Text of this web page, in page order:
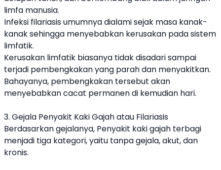
limfa manusia.
Infeksi filariasis umumnya dialami sejak masa kanak-
kanak sehingga menyebabkan kerusakan pada sistem
limfatik.
Kerusakan limfatik biasanya tidak disadari sampai
terjadi pembengkakan yang parah dan menyakitkan.
Bahayanya, pembengkakan tersebut akan
menyebabkan cacat permanen di kemudian hari.
3. Gejala Penyakit Kaki Gajah atau Filariasis
Berdasarkan gejalanya, Penyakit kaki gajah terbagi
menjadi tiga kategori, yaitu tanpa gejala, akut, dan
kronis.